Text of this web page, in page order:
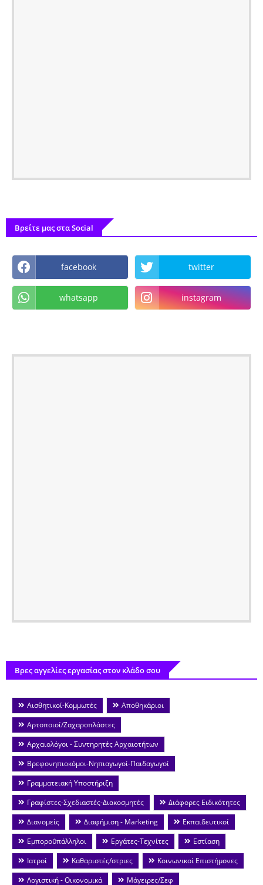
Βρείτε μας στα Social
facebook twitter
whatsapp instagram
Βρες αγγελίες εργασίας στον κλάδο σου
Αισθητικοί-Κομμωτές
Αποθηκάριοι
Αρτοποιοί/Ζαχαροπλάστες
Αρχαιολόγοι - Συντηρητές Αρχαιοτήτων
Βρεφονηπιοκόμοι-Νηπιαγωγοί-Παιδαγωγοί
Γραμματειακή Υποστήριξη
Γραφίστες-Σχεδιαστές-Διακοσμητές
Διάφορες Ειδικότητες
Διανομείς
Διαφήμιση - Marketing
Εκπαιδευτικοί
Εμποροΰπάλληλοι
Εργάτες-Τεχνίτες
Εστίαση
Ιατροί
Καθαριστές/στριες
Κοινωνικοί Επιστήμονες
Λογιστική - Οικονομικά
Μάγειρες/Σεφ